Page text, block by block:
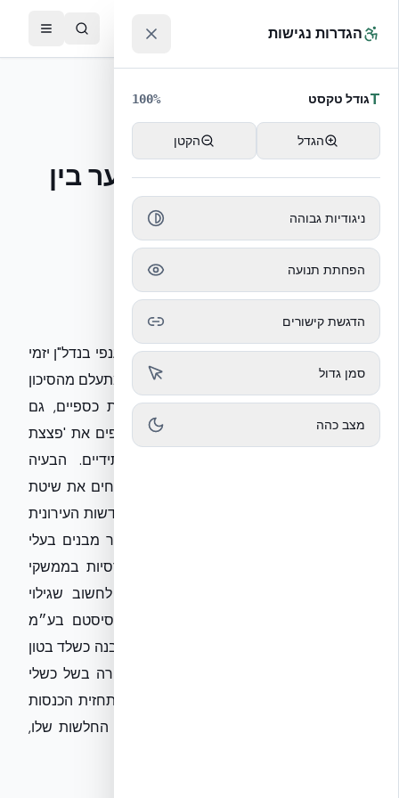
חזרה לחדר העיתונות
15/04/2026
פיץ׳: פיץ' מקצועי: הפער בין
תקן הדיווח למציאות
ההנדסית בשטח
הורד כ-DOCX
המדריך החדש של רשות ניירות ערך לגילוי ענפי בנדל"ן יזמי
הוא צעד נכון, אבל הוא מתמקד במספרים ומתעלם מהסיכון
האמיתי. המשמעות האמיתית היא שדוחות כספיים, גם
תחת הנחיות ה-80/20 החדשות, לא משקפים את 'פצצת
הזמן' של ליקויי הבנייה והתחזוקה העתידיים. הבעיה
מתחילה כשמסתכלים על שורת הרווח ושוכחים את שיטת
הביצוע. ברוב המקרים, יזמים בתחום ההתחדשות העירונית
נצמדים למינימום הנדרש בתקן, מה שמייצר מבנים בעלי
רמת דחיסות גבוהה עם נקודות כשל הנדסיות בממשקי
הבלוקים והשלד. הטעות הכי נפוצה היא לחשוב שגילוי
פיננסי מעיד על חוסן המבנה. באקובילד סיסטם בע״מ
אנחנו רואים את הפער בשטח: מבנה שלא נבנה כשלד בטון
רציף (Monolithic) חשוף לירידת ערך מהירה בשל כשלי
איטום וסדיקה, נתונים שלא מופיעים בשום תחזית הכנסות
של הרשות. בטיחות מבנה נמדדת בחוליות החלשות שלו,
הגדרות נגישות
Tגודל טקסט 100%
הגדל הקטן
ניגודיות גבוהה
הפחתת תנועה
הדגשת קישורים
סמן גדול
מצב כהה